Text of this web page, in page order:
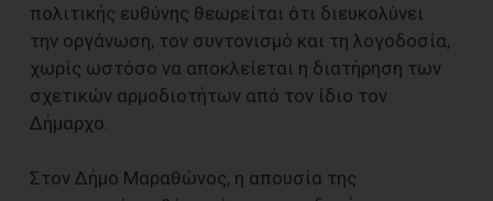
πολιτικής ευθύνης θεωρείται ότι διευκολύνει
την οργάνωση, τον συντονισμό και τη λογοδοσία,
χωρίς ωστόσο να αποκλείεται η διατήρηση των
σχετικών αρμοδιοτήτων από τον ίδιο τον
Δήμαρχο.
Στον Δήμο Μαραθώνος, η απουσία της